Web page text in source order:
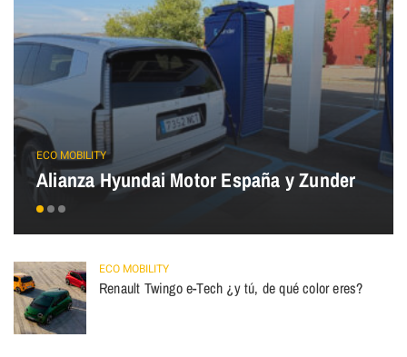
ECO MOBILITY
Alianza Hyundai Motor España y Zunder
ECO MOBILITY
Renault Twingo e-Tech ¿y tú, de qué color eres?